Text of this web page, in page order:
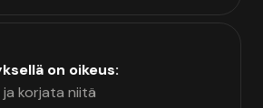
on oikeus:
korjata niitä